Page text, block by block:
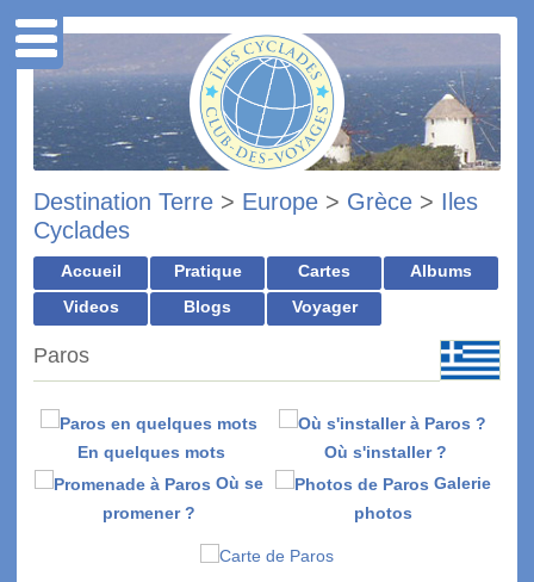
Destination Terre > Europe > Grèce > Iles
Cyclades
Accueil Pratique Cartes
Albums
Videos
Blogs Voyager
Paros
En quelques mots
Où s'installer ?
Où se
promener ?
Galerie
photos